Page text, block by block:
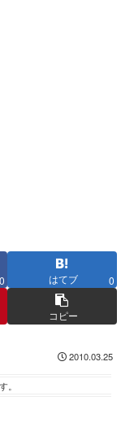
0 はてブ 0
コピー
2010.03.25
。